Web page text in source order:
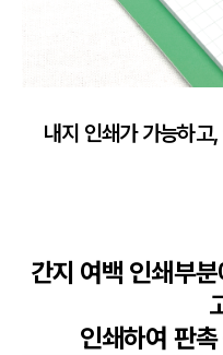
내지 인쇄가 가능하고
간지 여백 인쇄부
인쇄하여 판